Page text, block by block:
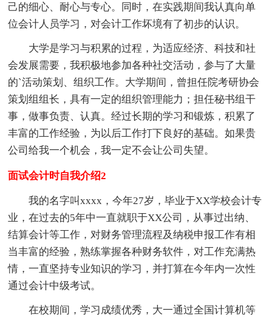
己的细心、耐心与专心。同时，在实践期间我认真向单
位会计人员学习，对会计工作坏境有了初步的认识。
大学是学习与积累的过程，为适应经济、科技和社
会发展需要，我积极地参加各种社交活动，参与了大量
的`活动策划、组织工作。大学期间，曾担任院考研协会
策划组组长，具有一定的组织管理能力；担任秘书组干
事，做事负责、认真。经过长期的学习和锻炼，积累了
丰富的工作经验，为以后工作打下良好的基础。如果贵
公司给我一个机会，我一定不会让公司失望。
面试会计时自我介绍2
我的名字叫xxxx，今年27岁，毕业于XX学校会计专
业，在过去的5年中一直就职于XX公司，从事过出纳、
结算会计等工作，对财务管理流程及纳税申报工作有相
当丰富的经验，熟练掌握各种财务软件，对工作充满热
情，一直坚持专业知识的学习，并打算在今年内一次性
通过会计中级考试。
在校期间，学习成绩优秀，大一通过全国计算机等